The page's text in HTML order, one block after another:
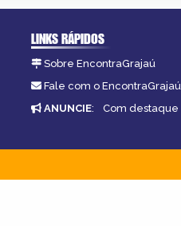
LINKS RÁPIDOS
Sobre EncontraGrajaú
Fale com o EncontraGrajaú
ANUNCIE: Com destaque